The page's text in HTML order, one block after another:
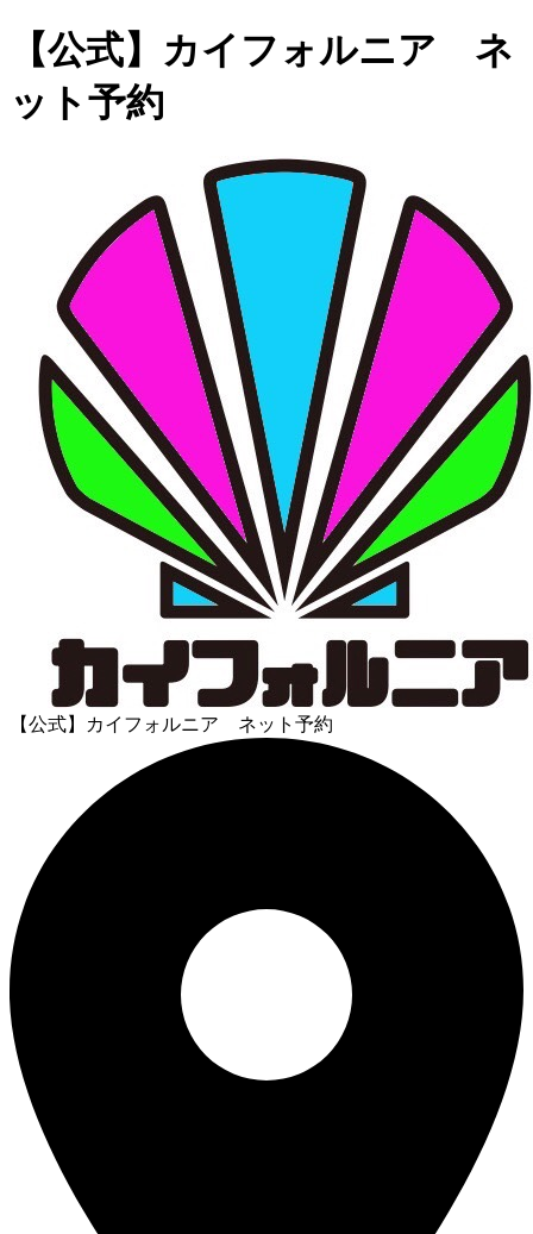
【公式】カイフォルニア ネ
ット予約
【公式】カイフォルニア ネット予約